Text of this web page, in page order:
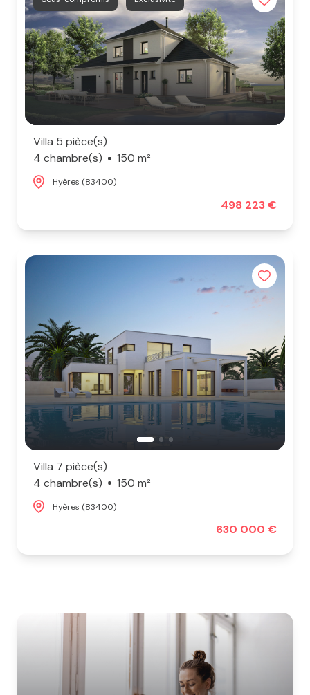
9
Voir
tous
les
biens
Notre
équipe
Nos
actualités
Contact
Villa 5 pièce(s)
4 chambre(s)
150 m²
Hyères (83400)
498 223 €
Villa 7 pièce(s)
4 chambre(s)
150 m²
Hyères (83400)
630 000 €